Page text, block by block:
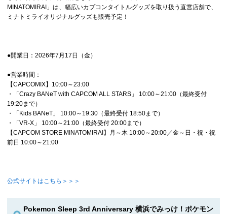
MINATOMIRAI」は、幅広いカプコンタイトルグッズを取り扱う直営店舗で、
ミナトミライオリジナルグッズも販売予定！
●開業日：2026年7月17日（金）
●営業時間：
【CAPCOMIX】10:00～23:00
・「Crazy BANeT with CAPCOM ALL STARS」 10:00～21:00（最終受付
19:20まで）
・「Kids BANeT」 10:00～19:30（最終受付 18:50まで）
・「VR‐X」 10:00～21:00（最終受付 20:00まで）
【CAPCOM STORE MINATOMIRAI】月～木 10:00～20:00／金～日・祝・祝
前日 10:00～21:00
公式サイトはこちら＞＞＞
Pokemon Sleep 3rd Anniversary 横浜でみっけ！ポケモン